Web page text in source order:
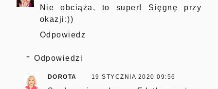
Nie obciąża, to super! Sięgnę przy
okazji:))
Odpowiedz
Odpowiedzi
DOROTA 19 STYCZNIA 2020 09:56